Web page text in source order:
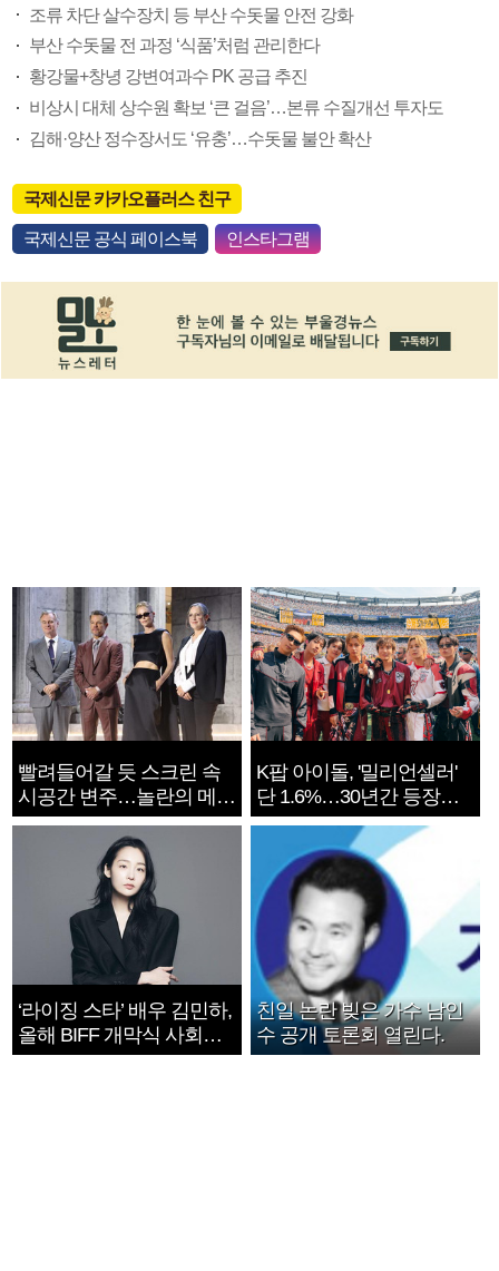
조류 차단 살수장치 등 부산 수돗물 안전 강화
부산 수돗물 전 과정 ‘식품’처럼 관리한다
황강물+창녕 강변여과수 PK 공급 추진
비상시 대체 상수원 확보 ‘큰 걸음’…본류 수질개선 투자도
김해·양산 정수장서도 ‘유충’…수돗물 불안 확산
국제신문 카카오플러스 친구
국제신문 공식 페이스북 인스타그램
빨려들어갈 듯 스크린 속
시공간 변주…놀란의 메시
지는 ‘전쟁 속죄’
K팝 아이돌, '밀리언셀러'
단 1.6%…30년간 등장
1182개팀 전수조사
‘라이징 스타’ 배우 김민하,
올해 BIFF 개막식 사회자
확정
친일 논란 빚은 가수 남인
수 공개 토론회 열린다.